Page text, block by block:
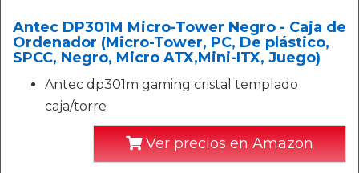
Antec DP301M Micro-Tower Negro - Caja de
Ordenador (Micro-Tower, PC, De plástico,
SPCC, Negro, Micro ATX,Mini-ITX, Juego)
Antec dp301m gaming cristal templado
caja/torre
Ver precios en Amazon